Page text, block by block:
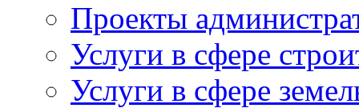
Проекты
Услуги в сфере
Услуги в сфере